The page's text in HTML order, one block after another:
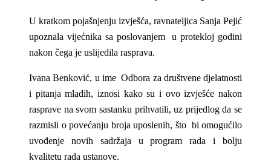
U kratkom pojašnjenju izvješća, ravnateljica Sanja Pejić
upoznala vijećnika sa poslovanjem u protekloj godini
nakon čega je uslijedila rasprava.
Ivana Benković, u ime Odbora za društvene djelatnosti
i pitanja mladih, iznosi kako su i ovo izvješće nakon
rasprave na svom sastanku prihvatili, uz prijedlog da se
razmisli o povećanju broja uposlenih, što bi omogućilo
uvođenje novih sadržaja u program rada i bolju
kvalitetu rada ustanove.